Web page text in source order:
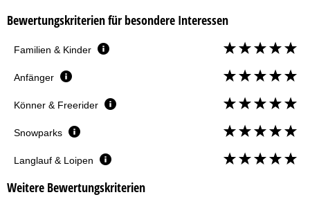
Bewertungskriterien für besondere Interessen
Familien & Kinder
Anfänger
Könner & Freerider
Snowparks
Langlauf & Loipen
Weitere Bewertungskriterien